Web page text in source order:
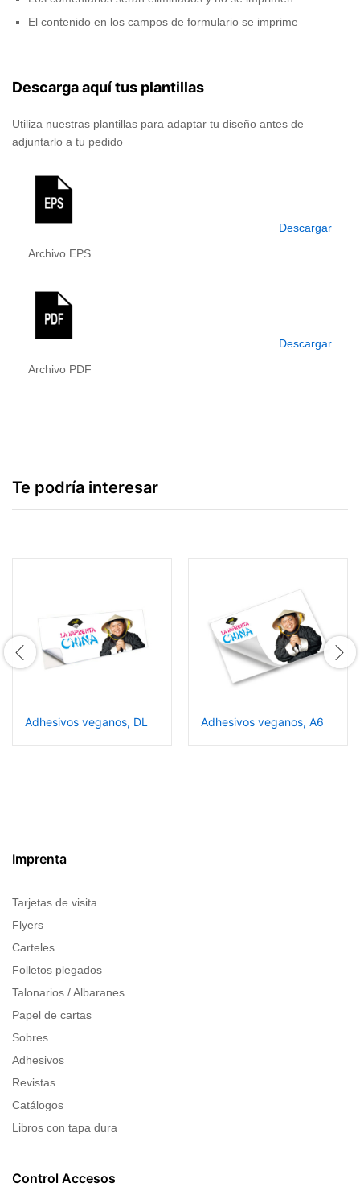
El contenido en los campos de formulario se imprime
Descarga aquí tus plantillas
Utiliza nuestras plantillas para adaptar tu diseño antes de
adjuntarlo a tu pedido
Archivo EPS
Descargar
Archivo PDF
Descargar
Te podría interesar
Adhesivos veganos, DL Adhesivos veganos, A6
Imprenta
Tarjetas de visita
Flyers
Carteles
Folletos plegados
Talonarios / Albaranes
Papel de cartas
Sobres
Adhesivos
Revistas
Catálogos
Libros con tapa dura
Control Accesos